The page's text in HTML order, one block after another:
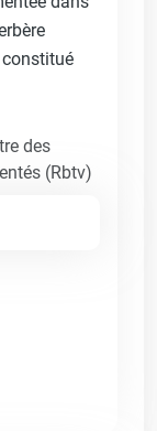
des
(Rbtv)